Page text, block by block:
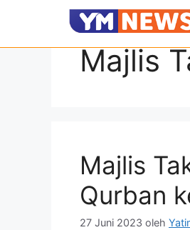
Majlis
Majlis
Qurban
27 Juni 2023 oleh